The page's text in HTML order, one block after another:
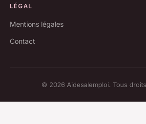
LÉGAL
Mentions légales
Contact
© 2026 Aidesalemploi. Tous